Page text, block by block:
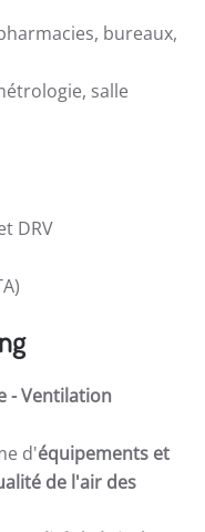
bureaux,
salle
DRV
-Ventilation
d'équipements et
de l'air des